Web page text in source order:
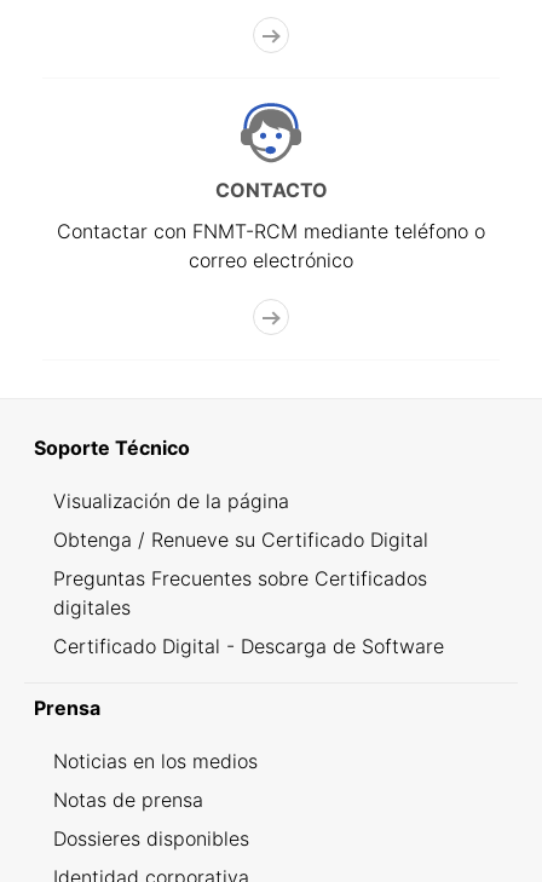
CONTACTO
Contactar con FNMT-RCM mediante teléfono o
correo electrónico
Soporte Técnico
Visualización de la página
Obtenga / Renueve su Certificado Digital
Preguntas Frecuentes sobre Certificados
digitales
Certificado Digital - Descarga de Software
Prensa
Noticias en los medios
Notas de prensa
Dossieres disponibles
Identidad corporativa